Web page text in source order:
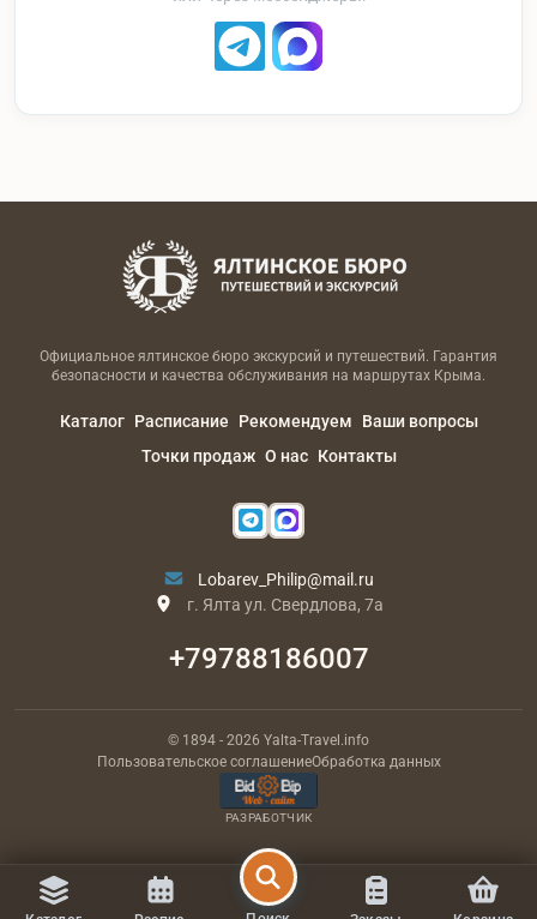
Официальное ялтинское бюро экскурсий и путешествий. Гарантия
безопасности и качества обслуживания на маршрутах Крыма.
Каталог Расписание Рекомендуем
Ваши вопросы
Точки продаж О нас Контакты
Lobarev_Philip@mail.ru
г. Ялта ул. Свердлова, 7а
+79788186007
© 1894 - 2026 Yalta-Travel.info
Пользовательское соглашениеОбработка данных
РАЗРАБОТЧИК